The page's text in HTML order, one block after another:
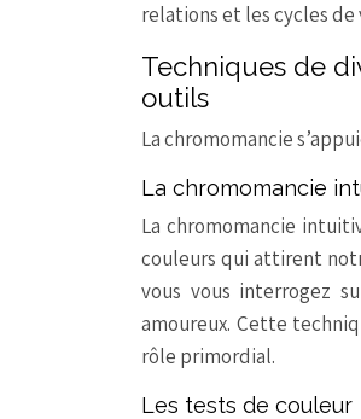
relations et les cycles de
Techniques de
outils
La chromomancie
La chromomancie
La chromomancie
couleurs qui attirent
vous vous interrogez
amoureux. Cette
rôle primordial.
Les tests de couleur